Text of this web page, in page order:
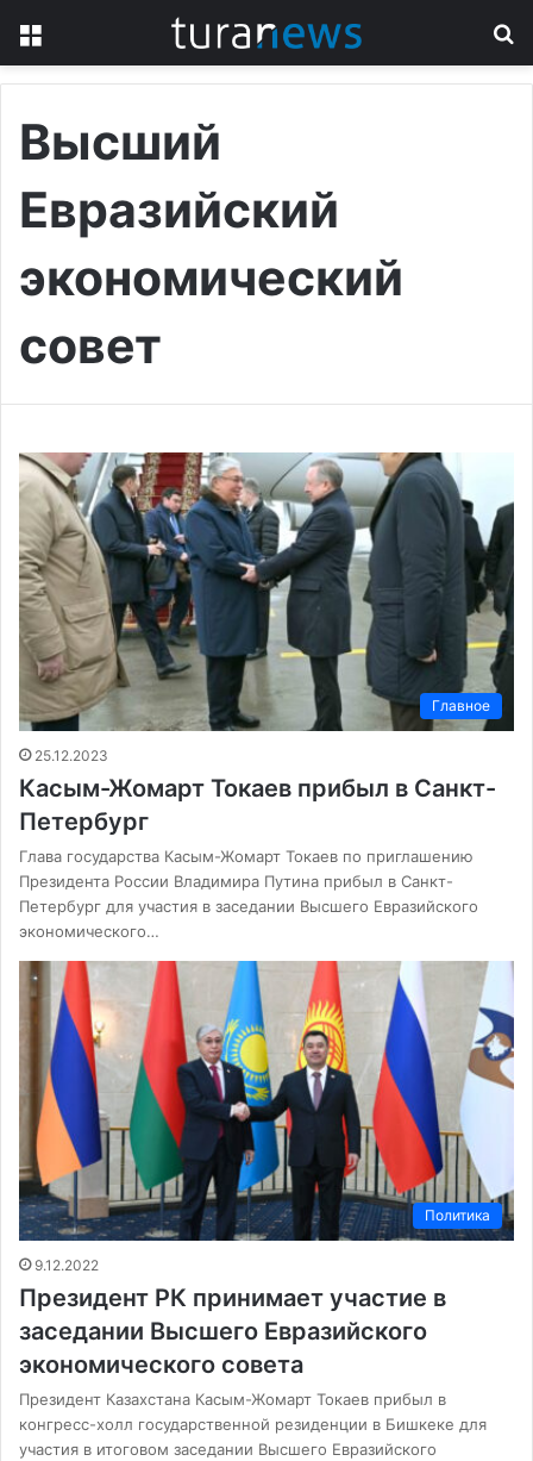
Высший
Евразийский
экономический
совет
Главное
25.12.2023
Касым-Жомарт Токаев прибыл в Санкт-
Петербург
Глава государства Касым-Жомарт Токаев по приглашению
Президента России Владимира Путина прибыл в Санкт-
Петербург для участия в заседании Высшего Евразийского
экономического…
Политика
9.12.2022
Президент РК принимает участие в
заседании Высшего Евразийского
экономического совета
Президент Казахстана Касым-Жомарт Токаев прибыл в
конгресс-холл государственной резиденции в Бишкеке для
участия в итоговом заседании Высшего Евразийского